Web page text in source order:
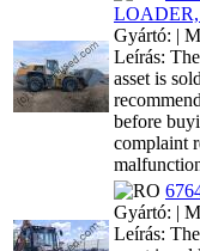
LOADER,
Gyártó: |
Leírás:
asset is
before
complaint
Gyártó: |
Leírás: